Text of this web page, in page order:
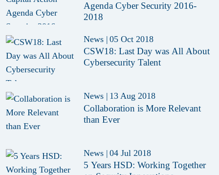
Agenda Cyber Security 2016-
2018
News | 05 Oct 2018
CSW18: Last Day was All About
Cybersecurity Talent
News | 13 Aug 2018
Collaboration is More Relevant
than Ever
News | 04 Jul 2018
5 Years HSD: Working Together